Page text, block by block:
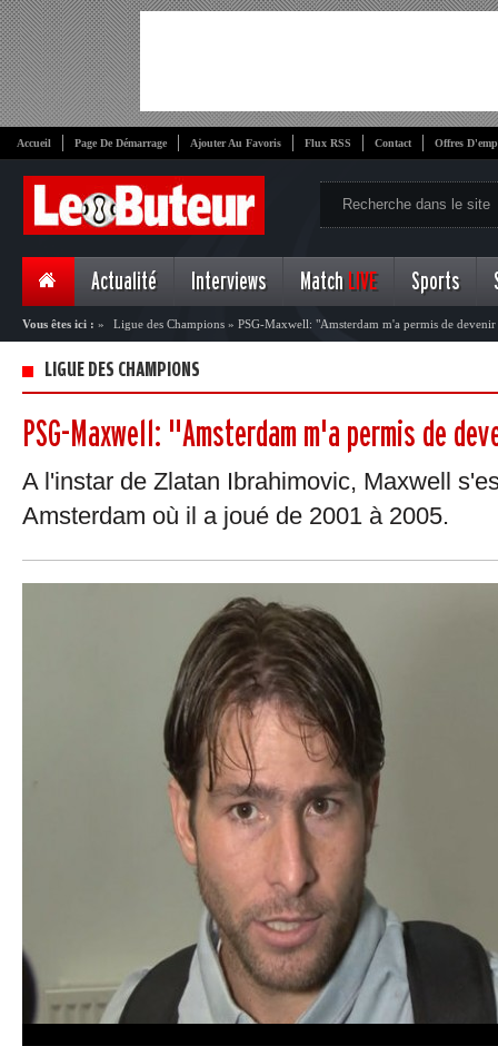
Accueil Page De Démarrage Ajouter Au Favoris Flux RSS Contact Offres
Actualité Interviews Match LIVE Sports
Vous êtes ici : » Ligue des Champions » PSG-Maxwell: "Amsterdam m'a permis de
LIGUE DES CHAMPIONS
PSG-Maxwell: "Amsterdam m'a permis de
A l'instar de Zlatan Ibrahimovic, Maxwell
Amsterdam où il a joué de 2001 à 2005.